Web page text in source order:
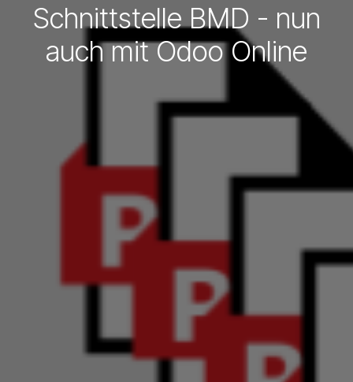
Schnittstelle BMD - nun
auch mit Odoo Online